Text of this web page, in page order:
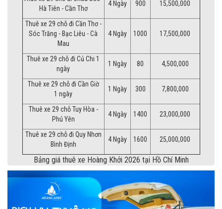
Hà Tiên - Cần Thơ
4 Ngày 900 15,500,000
Thuê xe 29 chỗ đi Cần Thơ -
Sóc Trăng - Bạc Liêu - Cà
Mau
4 Ngày 1000 17,500,000
Thuê xe 29 chỗ đi Củ Chi 1
ngày
1 Ngày 80 4,500,000
Thuê xe 29 chỗ đi Cần Giờ
1 ngày
1 Ngày 300 7,800,000
Thuê xe 29 chỗ Tuy Hòa -
Phú Yên
4 Ngày 1400 23,000,000
Thuê xe 29 chỗ đi Quy Nhơn
Bình Định
4 Ngày 1600 25,000,000
Bảng giá thuê xe Hoàng Khởi 2026 tại Hồ Chí Minh